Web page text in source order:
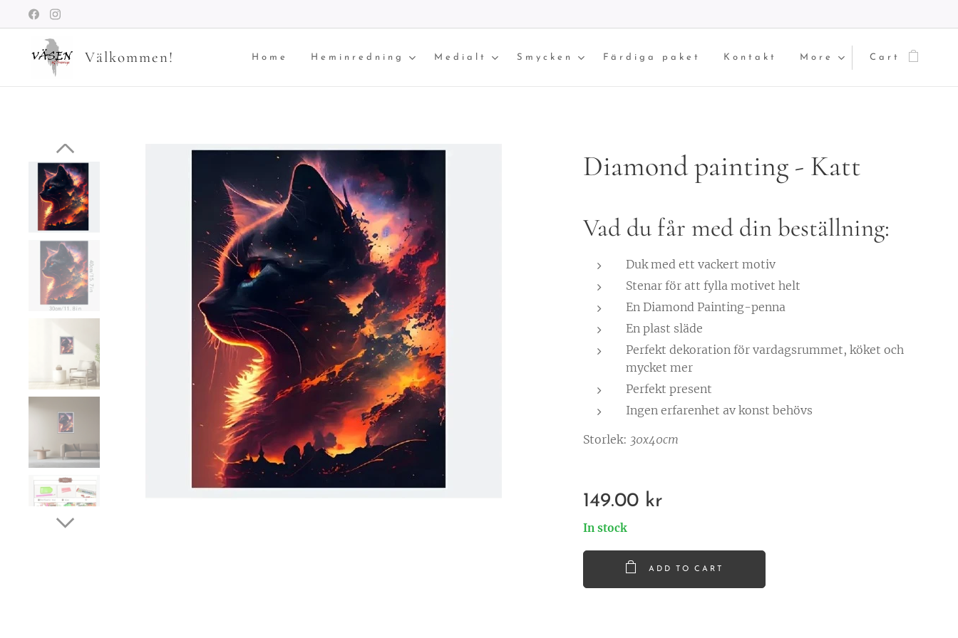
Välkommen! Home Heminredning Medialt Smycken Färdiga paket Kontakt More Cart
Diamond painting - Katt
Vad du får med din beställning:
Duk med ett vackert motiv
Stenar för att fylla motivet helt
En Diamond Painting-penna
En plast släde
Perfekt dekoration för vardagsrummet, köket och
mycket mer
Perfekt present
Ingen erfarenhet av konst behövs
Storlek: 30x40cm
149.00 kr
In stock
ADD TO CART